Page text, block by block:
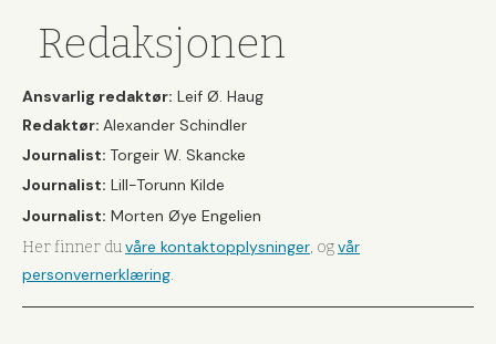
Redaksjonen
Ansvarlig redaktør: Leif Ø. Haug
Redaktør: Alexander Schindler
Journalist: Torgeir W. Skancke
Journalist: Lill-Torunn Kilde
Journalist: Morten Øye Engelien
Her finner duvåre kontaktopplysninger, ogvår
personvernerklæring.